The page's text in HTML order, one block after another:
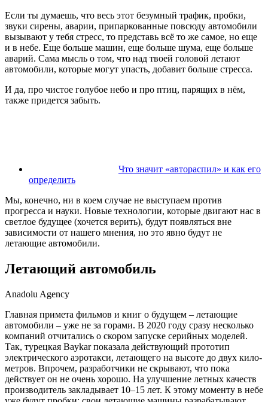
Если ты думаешь, что весь этот безумный трафик, пробки,
звуки сирены, аварии, припаркованные повсюду автомобили
вызывают у тебя стресс, то представь всё то же самое, но еще
и в небе. Еще больше машин, еще больше шума, еще больше
аварий. Сама мысль о том, что над твоей головой летают
автомобили, которые могут упасть, добавит больше стресса.
И да, про чистое голубое небо и про птиц, парящих в нём,
также придется забыть.
Что значит «автораспил» и как его
определить
Мы, конечно, ни в коем случае не выступаем против
прогресса и науки. Новые технологии, которые двигают нас в
светлое будущее (хочется верить), будут появляться вне
зависимости от нашего мнения, но это явно будут не
летающие автомобили.
Летающий автомобиль
Anadolu Agency
Главная примета ­фильмов и книг о будущем – летающие
автомобили – уже не за ­горами. В 2020 году ­сразу ­несколько
компаний отчитались о скором запуске серийных моделей.
Так, турецкая Baykar показала действующий прототип
электрического аэротакси, летающего на высоте до двух кило­
метров. Впрочем, разработчики не скрывают, что пока
действует он не очень хорошо. На улучшение летных качеств
производитель закладывает 10–15 лет. К этому моменту в небе